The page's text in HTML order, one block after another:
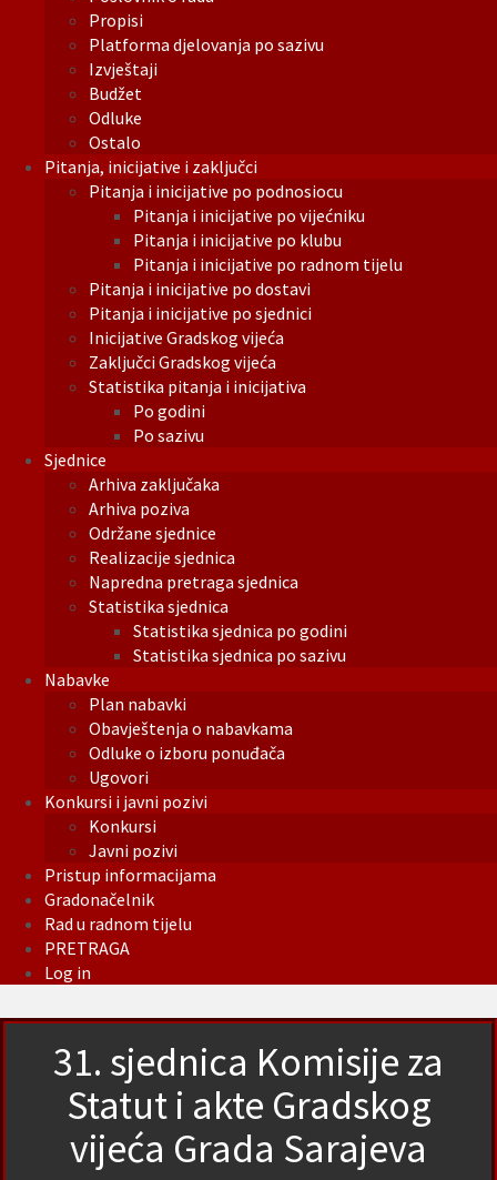
Propisi
Platforma djelovanja po sazivu
Izvještaji
Budžet
Odluke
Ostalo
Pitanja, inicijative i zaključci
Pitanja i inicijative po podnosiocu
Pitanja i inicijative po vijećniku
Pitanja i inicijative po klubu
Pitanja i inicijative po radnom tijelu
Pitanja i inicijative po dostavi
Pitanja i inicijative po sjednici
Inicijative Gradskog vijeća
Zaključci Gradskog vijeća
Statistika pitanja i inicijativa
Po godini
Po sazivu
Sjednice
Arhiva zaključaka
Arhiva poziva
Održane sjednice
Realizacije sjednica
Napredna pretraga sjednica
Statistika sjednica
Statistika sjednica po godini
Statistika sjednica po sazivu
Nabavke
Plan nabavki
Obavještenja o nabavkama
Odluke o izboru ponuđača
Ugovori
Konkursi i javni pozivi
Konkursi
Javni pozivi
Pristup informacijama
Gradonačelnik
Rad u radnom tijelu
PRETRAGA
Log in
31. sjednica Komisije za
Statut i akte Gradskog
vijeća Grada Sarajeva